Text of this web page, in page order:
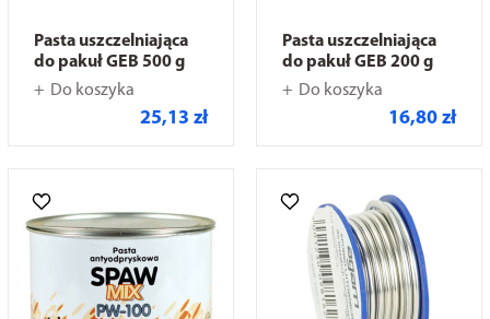
Pasta uszczelniająca
do pakuł GEB 500 g
Do koszyka
25,13 zł
Pasta uszczelniająca
do pakuł GEB 200 g
Do koszyka
16,80 zł